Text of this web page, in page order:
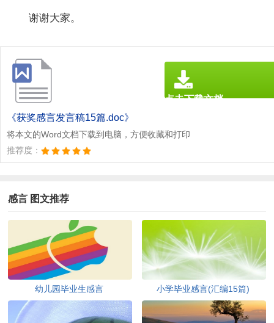
谢谢大家。
《获奖感言发言稿15篇.doc》
将本文的Word文档下载到电脑，方便收藏和打印
推荐度：
点击下载文档
感言 图文推荐
幼儿园毕业生感言 小学毕业感言(汇编15篇)